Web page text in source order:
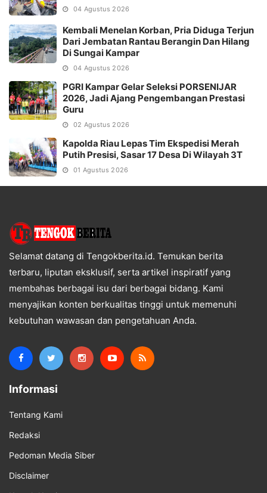
04 Agustus 2026
Kembali Menelan Korban, Pria Diduga Terjun
Dari Jembatan Rantau Berangin Dan Hilang
Di Sungai Kampar
04 Agustus 2026
PGRI Kampar Gelar Seleksi PORSENIJAR
2026, Jadi Ajang Pengembangan Prestasi
Guru
02 Agustus 2026
Kapolda Riau Lepas Tim Ekspedisi Merah
Putih Presisi, Sasar 17 Desa Di Wilayah 3T
01 Agustus 2026
Selamat datang di Tengokberita.id. Temukan berita
terbaru, liputan eksklusif, serta artikel inspiratif yang
membahas berbagai isu dari berbagai bidang. Kami
menyajikan konten berkualitas tinggi untuk memenuhi
kebutuhan wawasan dan pengetahuan Anda.
Informasi
Tentang Kami
Redaksi
Pedoman Media Siber
Disclaimer